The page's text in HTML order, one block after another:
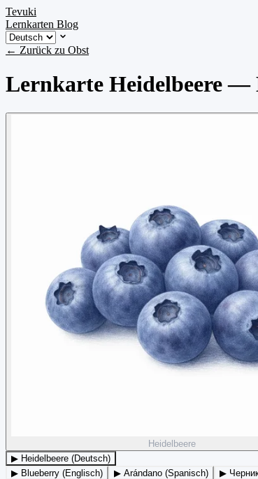
Tevuki
Lernkarten Blog
← Zurück zu Obst
Lernkarte Heidelbeere —
Heidelbeere
▶ Heidelbeere (Deutsch)
▶ Blueberry (Englisch)
▶ Arándano (Spanisch) ▶